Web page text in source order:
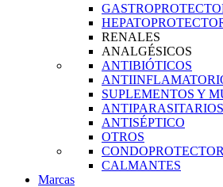
RENALES
ANALGÉSICOS
ANTIBIÓTICOS
SUPLEMENTOS Y
ANTIPARASITARIOS
ANTISÉPTICO
OTROS
CALMANTES
Marcas